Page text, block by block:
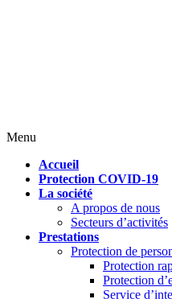
Menu
Accueil
Protection COVID-19
La société
A propos de nous
Secteurs d’activités
Prestations
Protection de
Protection
Protection
Service